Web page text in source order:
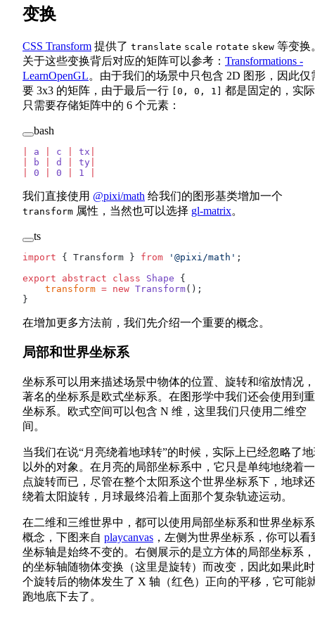
变换
CSS Transform 提供了 translate scale rotate skew 等变换
关于这些变换背后对应的矩阵可以参考： Transformations -
LearnOpenGL。由于我们的场景中只包含 2D 图形，因此仅
要 3x3 的矩阵，由于最后一行 [0, 0, 1] 都是固定的，实
只需要存储矩阵中的 6 个元素：
bash
a c tx
b d ty
0 0 1
我们直接使用 @pixi/math 给我们的图形基类增加一个
transform 属性，当然也可以选择 gl-matrix。
ts
import { Transform } from '@pixi/math' ;
export abstract class Shape {
    transform
= new Transform();
}
在增加更多方法前，我们先介绍一个重要的概念。
局部和世界坐标系
坐标系可以用来描述场景中物体的位置、旋转和缩放情况
著名的坐标系是欧式坐标系。在图形学中我们还会使用到
坐标系。欧式空间可以包含 N 维，这里我们只使用二维空
间。
当我们在说“月亮绕着地球转”的时候，实际上已经忽略了
以外的对象。在月亮的局部坐标系中，它只是单纯地绕着
点旋转而已，尽管在整个太阳系这个世界坐标系下，地球
绕着太阳旋转，月球最终沿着上面那个复杂轨迹运动。
在二维和三维世界中，都可以使用局部坐标系和世界坐标
概念，下图来自 playcanvas ，左侧为世界坐标系，你可以看
坐标轴是始终不变的。右侧展示的是立方体的局部坐标系
的坐标轴随物体变换（这里是旋转）而改变，因此如果此
个旋转后的物体发生了 X 轴（红色）正向的平移，它可能
跑地底下去了。